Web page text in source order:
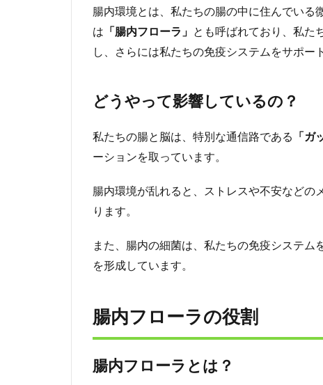
1.1
腸内
環境
って
1.2
どう
て影
響し
の？
2
内
フ
ラ
の
役
腸内環境とは、私たちの腸の中に住んでい
は 「腸内フローラ」 とも呼ばれており、私た
し、さらには私たちの免疫システムをサポー
どうやって影響しているの？
私たちの腸と脳は、特別な通信路である 「ガ
ーションを取っています。
腸内環境が乱れると、ストレスや不安などの
ります。
また、腸内の細菌は、私たちの免疫システ
を形成しています。
腸内フローラの役割
腸内フローラとは？